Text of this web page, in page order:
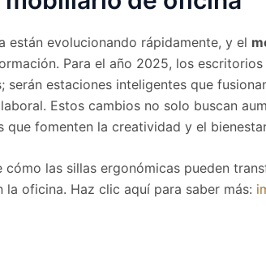
están evolucionando rápidamente, y el
Para el año 2025, los
serán estaciones inteligentes que
Estos cambios no solo buscan
que fomenten la creatividad y el
cómo las sillas ergonómicas pueden
la oficina. Haz clic aquí para saber más: